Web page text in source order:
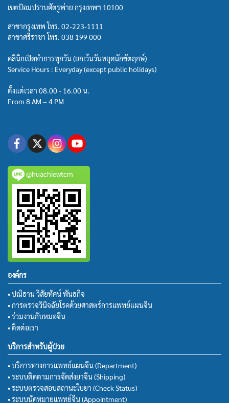
เขตป้อมปราบศัตรูพ่าย กรุงเทพฯ 10100
สาขากรุงเทพ โทร. 02-223-1111
สาขาศรีราชา โทร. 038 199 000
คลินิกเปิดทำการทุกวัน (ยกเว้นวันหยุดนักขัตฤกษ์)
Service Hours : Everyday (except public holidays)
ตั้งแต่เวลา 08.00 - 16.00 น.
From 8 AM – 4 PM
@huachiewtcm
องค์กร
• ปณิธาน วิสัยทัศน์ พันธกิจ
• การตรวจวินิจฉัยโรคด้วยศาสตร์การแพทย์แผนจีน
• ร่วมงานกับหมอจีน
• ติดต่อเรา
บริการสำหรับผู้ป่วย
• บริการทางการแพทย์แผนจีน (Department)
• ระบบติดตามการจัดส่งยาจีน (Shipping)
• ระบบตรวจสอบสถานะใบยา (Check Status)
• ระบบนัดหมายแพทย์จีน (Appointment)